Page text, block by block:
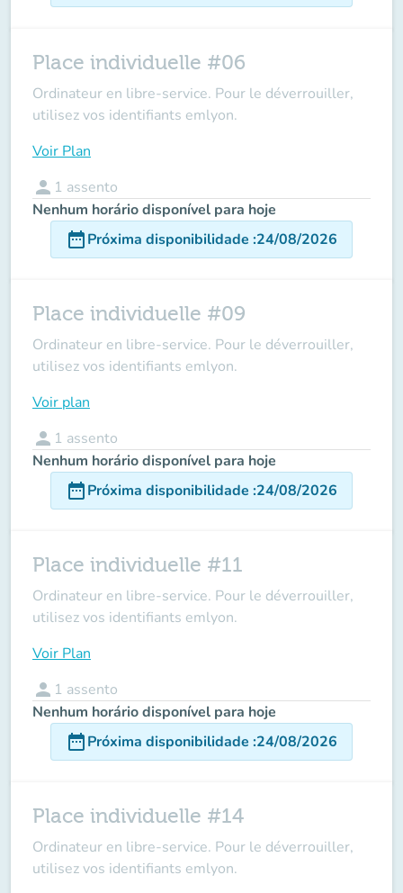
Place individuelle #06
Ordinateur en libre-service. Pour le déverrouiller,
utilisez vos identifiants emlyon.
Voir Plan
person 1 assento
Nenhum horário disponível para hoje
date_rangePróxima disponibilidade :24/08/2026
Place individuelle #09
Ordinateur en libre-service. Pour le déverrouiller,
utilisez vos identifiants emlyon.
Voir plan
person 1 assento
Nenhum horário disponível para hoje
date_rangePróxima disponibilidade :24/08/2026
Place individuelle #11
Ordinateur en libre-service. Pour le déverrouiller,
utilisez vos identifiants emlyon.
Voir Plan
person 1 assento
Nenhum horário disponível para hoje
date_rangePróxima disponibilidade :24/08/2026
Place individuelle #14
Ordinateur en libre-service. Pour le déverrouiller,
utilisez vos identifiants emlyon.